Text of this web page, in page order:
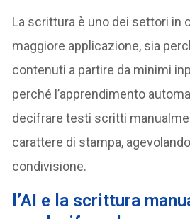
La scrittura è uno dei settori in
maggiore applicazione, sia
contenuti a partire da minimi
perché l’apprendimento
decifrare testi scritti
carattere di stampa,
condivisione.
l’AI e la scrittura